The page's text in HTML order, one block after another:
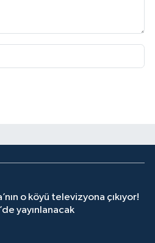
o köyü televizyona çıkıyor!
yayınlanacak